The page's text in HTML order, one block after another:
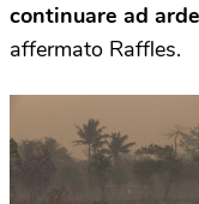
continuare ad
affermato Raffles.